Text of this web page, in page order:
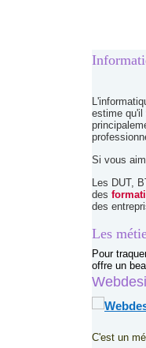
estime qu'il
Si vous
Les DUT,
des
des
Les
Pour
offre un
C'est un